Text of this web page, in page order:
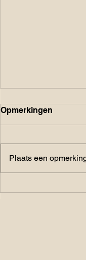
Coach allergie
Opmerkingen
Plaats een